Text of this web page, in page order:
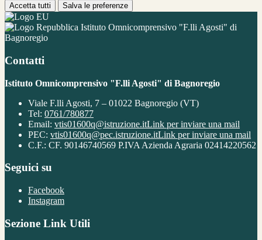
Accetta tutti Salva le preferenze
Istituto Omnicomprensivo "F.lli Agosti" di
Bagnoregio
Contatti
Istituto Omnicomprensivo "F.lli Agosti" di Bagnoregio
Viale F.lli Agosti, 7 – 01022 Bagnoregio (VT)
Tel: 0761/780877
Email: vtis01600q@istruzione.itLink per inviare una mail
PEC: vtis01600q@pec.istruzione.itLink per inviare una mail
C.F.: CF. 90146740569 P.IVA Azienda Agraria 02414220562
Seguici su
Facebook
Instagram
Sezione Link Utili